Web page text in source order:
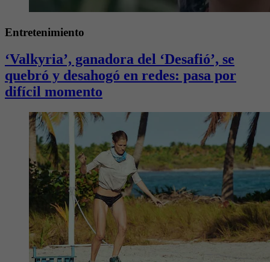
Entretenimiento
‘Valkyria’, ganadora del ‘Desafió’, se
quebró y desahogó en redes: pasa por
difícil momento